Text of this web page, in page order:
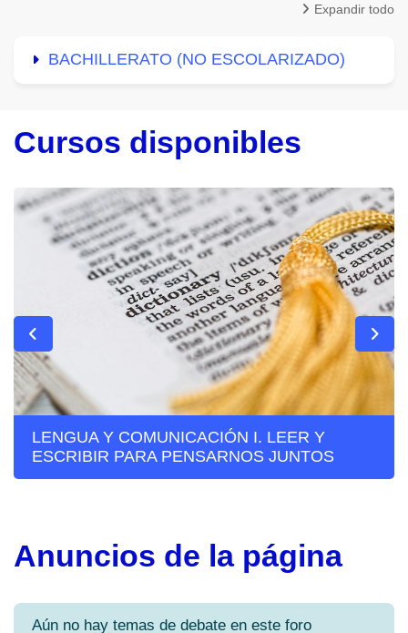
Expandir todo
BACHILLERATO (NO ESCOLARIZADO)
Cursos disponibles
LENGUA Y COMUNICACIÓN I. LEER Y
ESCRIBIR PARA PENSARNOS JUNTOS
Anuncios de la página
Aún no hay temas de debate en este foro